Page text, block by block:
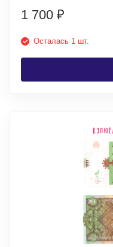
1 700 ₽
Осталась 1 шт.